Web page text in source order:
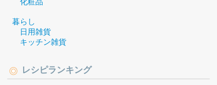
化粧品
暮らし
日用雑貨
キッチン雑貨
レシピランキング